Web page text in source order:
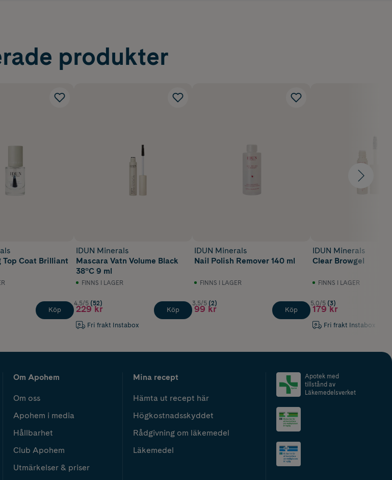
produkter
Top Coat Brilliant
Köp
IDUN Minerals
Mascara Vatn Volume Black
38°C 9 ml
FINNS I LAGER
4.5/5 (52)
229 kr
Fri frakt Instabox
Köp
IDUN Minerals
Nail Polish Remover 140 ml
FINNS I LAGER
3.5/5 (2)
99 kr Köp
IDUN Minerals
Clear Browgel
FINNS I LAGER
5.0/5 (3)
179 kr
Fri frakt Instabox
Om Apohem
Om oss
Apohem i media
Hållbarhet
Club Apohem
Utmärkelser & priser
Mina recept
Hämta ut recept här
Högkostnadsskyddet
Rådgivning om läkemedel
Läkemedel
Apotek med
tillstånd av
Läkemedelsverket